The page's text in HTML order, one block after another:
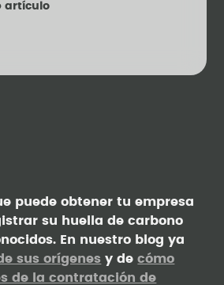
artículo
puede obtener tu empresa
su huella de carbono
En nuestro blog ya
sus orígenes y decómo
de la contratación de